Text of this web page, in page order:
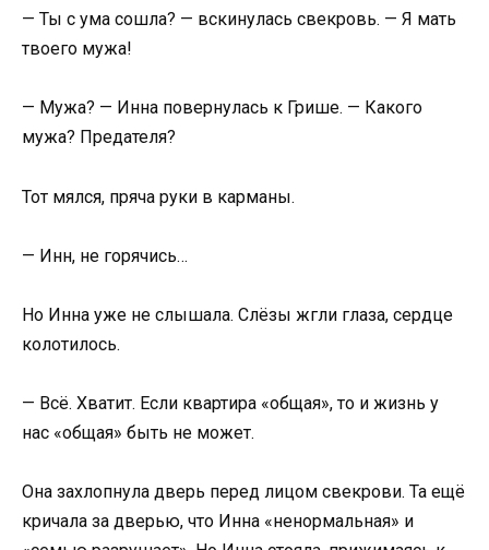
— Ты с ума сошла? — вскинулась свекровь. — Я мать
твоего мужа!
— Мужа? — Инна повернулась к Грише. — Какого
мужа? Предателя?
Тот мялся, пряча руки в карманы.
— Инн, не горячись…
Но Инна уже не слышала. Слёзы жгли глаза, сердце
колотилось.
— Всё. Хватит. Если квартира «общая», то и жизнь у
нас «общая» быть не может.
Она захлопнула дверь перед лицом свекрови. Та ещё
кричала за дверью, что Инна «ненормальная» и